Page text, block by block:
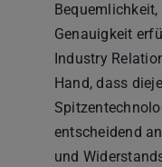
Genauigkeit
Industry
Hand, dass
entscheidend
und